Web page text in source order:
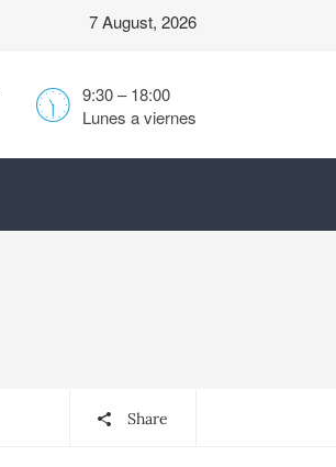
7 August, 2026
9:30 – 18:00
Lunes a viernes
Share